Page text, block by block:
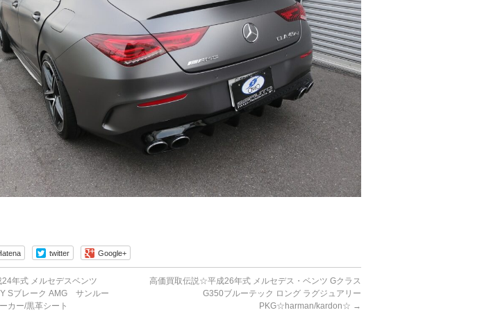
twitter Google+
年式 メルセデスベンツ
Sブレーク AMG サンルー
カー/黒革シート
高価買取伝説☆平成26年式 メルセデス・ベンツ Gクラス
G350ブルーテック ロング ラグジュアリー
PKG☆harman/kardon☆ →